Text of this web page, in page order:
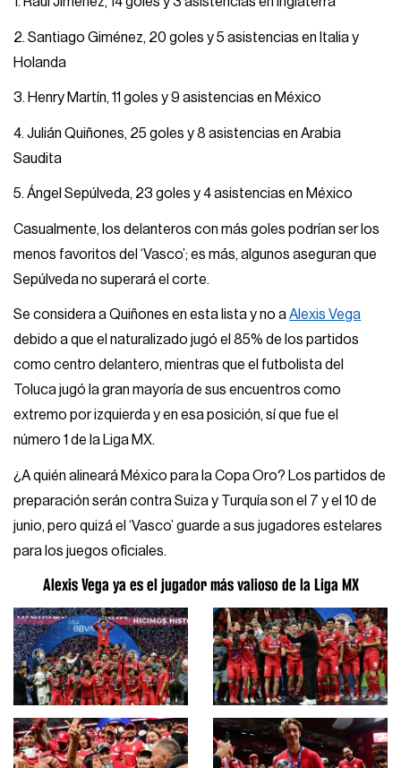
2. Santiago Giménez, 20 goles y 5 asistencias en Italia y
Holanda
3. Henry Martín, 11 goles y 9 asistencias en México
4. Julián Quiñones, 25 goles y 8 asistencias en Arabia
Saudita
5. Ángel Sepúlveda, 23 goles y 4 asistencias en México
Casualmente, los delanteros con más goles podrían ser los
menos favoritos del ‘Vasco’; es más, algunos aseguran que
Sepúlveda no superará el corte.
Se considera a Quiñones en esta lista y no aAlexis Vega
debido a que el naturalizado jugó el 85% de los partidos
como centro delantero, mientras que el futbolista del
Toluca jugó la gran mayoría de sus encuentros como
extremo por izquierda y en esa posición, sí que fue el
número 1 de la Liga MX.
¿A quién alineará México para la Copa Oro? Los partidos de
preparación serán contra Suiza y Turquía son el 7 y el 10 de
junio, pero quizá el ‘Vasco’ guarde a sus jugadores estelares
para los juegos oficiales.
Alexis Vega ya es el jugador más valioso de la Liga MX